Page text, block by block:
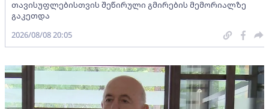
თავისუფლებისთვის შეწირული გმირების მემორიალზე
გაკეთდა
2026/08/08 20:05